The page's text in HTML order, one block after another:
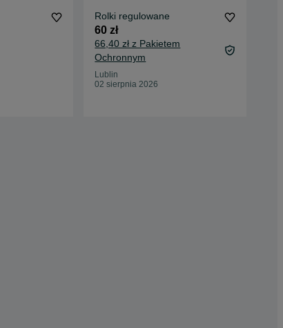
Rolki regulowane
60 zł
66,40 zł z Pakietem
Ochronnym
Lublin
02 sierpnia 2026